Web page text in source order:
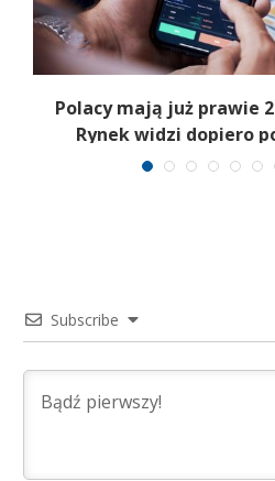
Polacy mają już prawie
Rynek widzi dopiero
Subscribe